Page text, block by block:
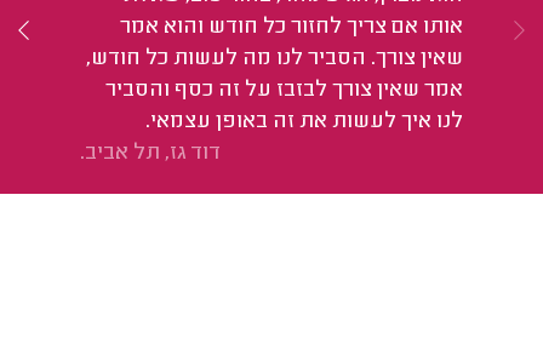
אותו אם צריך לחזור כל חודש והוא אמר
שאין צורך. הסביר לנו מה לעשות כל חודש,
אמר שאין צורך לבזבז על זה כסף והסביר
לנו איך לעשות את זה באופן עצמאי.
דוד גז, תל אביב.